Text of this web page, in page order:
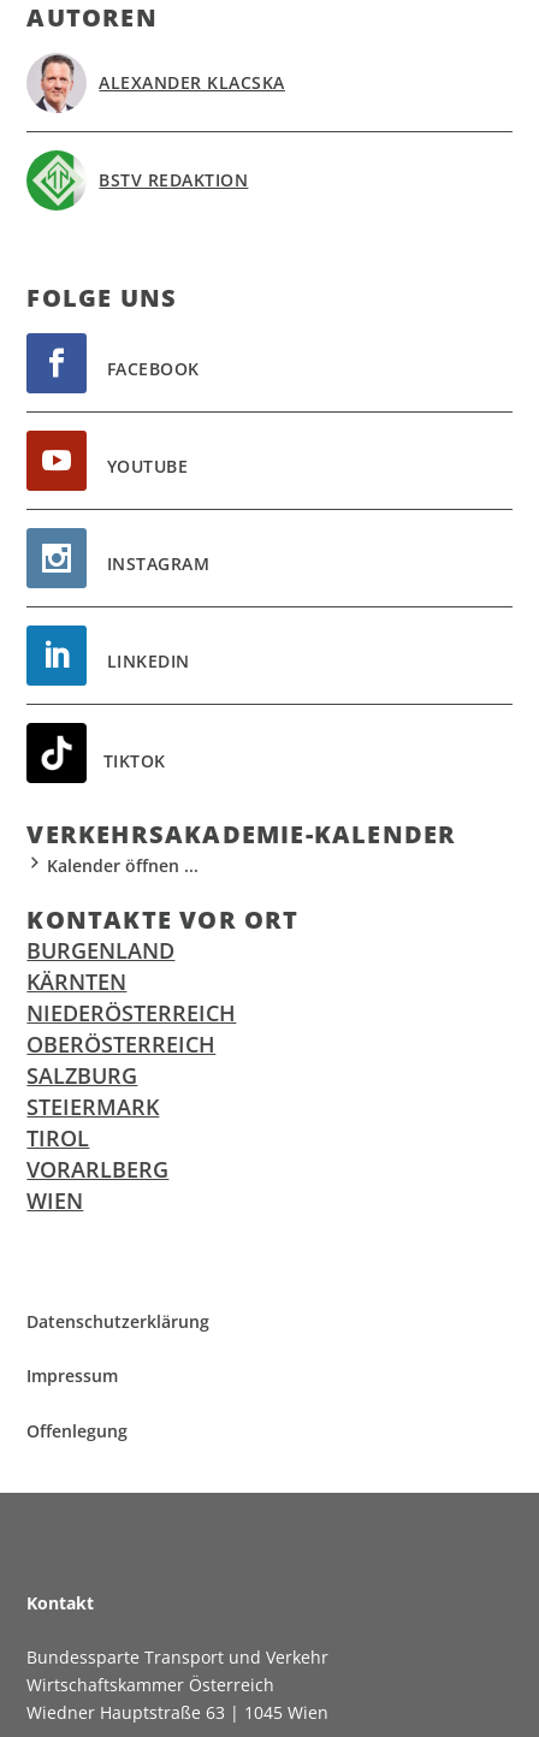
AUTOREN
ALEXANDER KLACSKA
BSTV REDAKTION
FOL­GE UNS
FACEBOOK
YOUTUBE
INSTAGRAM
LINKEDIN
TIKTOK
VER­KEHR­S­AKA­DE­MIE-KALEN­DER
Kalender öffnen ...
KON­TAK­TE VOR ORT
BURGENLAND
KÄRNTEN
NIEDERÖSTERREICH
OBERÖSTERREICH
SALZBURG
STEIERMARK
TIROL
VORARLBERG
WIEN
Daten­schutz­er­klä­rung
Impres­sum
Offen­le­gung
Kon­takt
Bun­des­spar­te Trans­port und Verkehr
Wirt­schafts­kam­mer Österreich
Wied­ner Haupt­stra­ße 63 | 1045 Wien